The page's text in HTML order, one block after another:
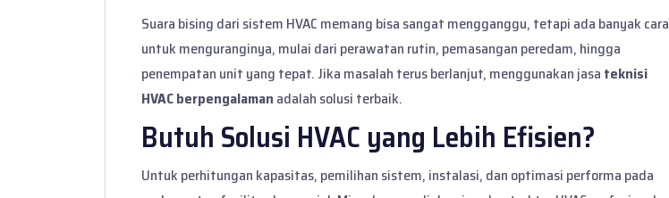
Suara bising dari sistem HVAC memang bisa sangat mengganggu, tetapi ada banyak cara
untuk menguranginya, mulai dari perawatan rutin, pemasangan peredam, hingga
penempatan unit yang tepat. Jika masalah terus berlanjut, menggunakan jasa teknisi
HVAC berpengalaman adalah solusi terbaik.
Butuh Solusi HVAC yang Lebih Efisien?
Untuk perhitungan kapasitas, pemilihan sistem, instalasi, dan optimasi performa pada